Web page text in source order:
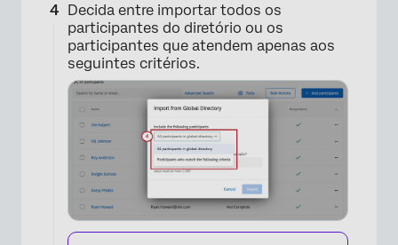
Decida entre importar todos os
participantes do diretório ou os
participantes que atendem apenas aos
seguintes critérios.